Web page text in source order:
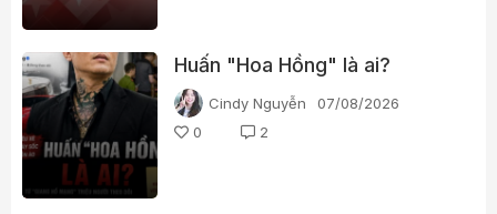
Huấn "Hoa Hồng" là ai?
Cindy Nguyễn
07/08/2026
0
2